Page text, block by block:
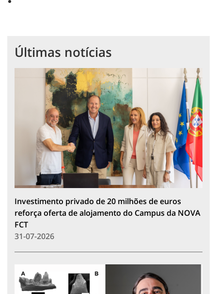
Últimas notícias
Investimento privado de 20 milhões de euros
reforça oferta de alojamento do Campus da NOVA
FCT
31-07-2026